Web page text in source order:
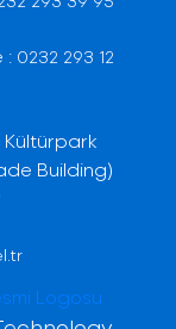
: 0232 293 12
Building)